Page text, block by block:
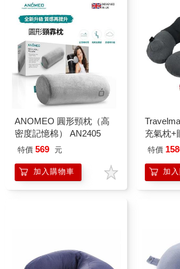
ANOMEO 圓形頸枕（高
密度記憶棉） AN2405
特價 569 元
加入購物車
充氣枕+
特價
加